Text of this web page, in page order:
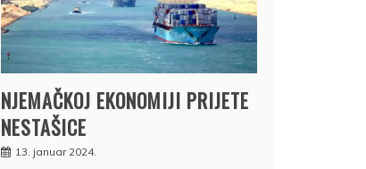
NJEMAČKOJ EKONOMIJI PRIJETE
NESTAŠICE
13. januar 2024.